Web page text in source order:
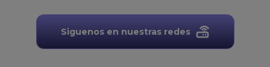
Siguenos en nuestras redes